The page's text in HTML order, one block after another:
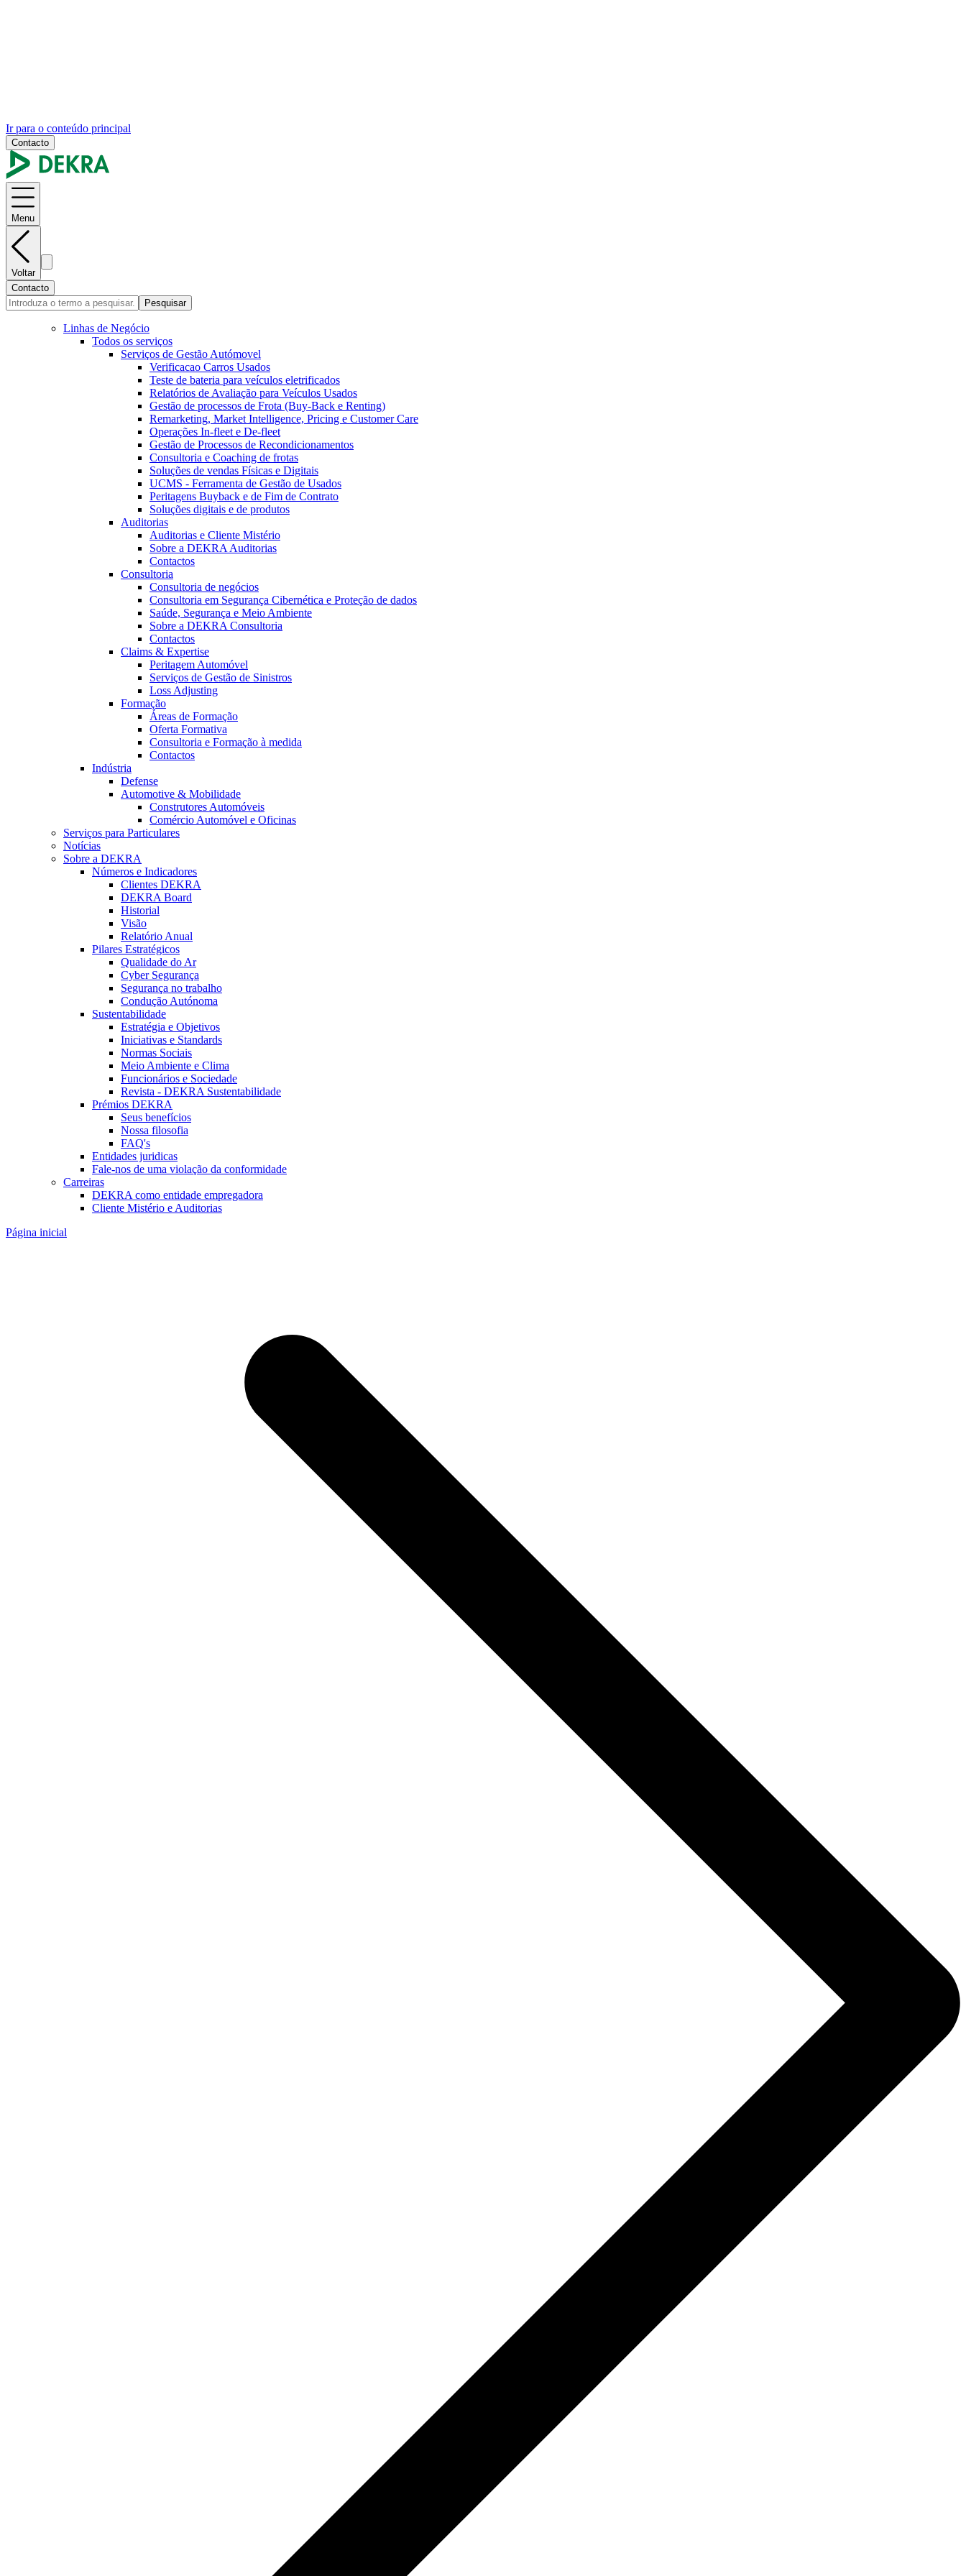
Ir para o conteúdo principal
Contacto
Menu
Voltar
Contacto
Pesquisar
Linhas de Negócio
Todos os serviços
Serviços de Gestão Autómovel
Verificacao Carros Usados
Teste de bateria para veículos eletrificados
Relatórios de Avaliação para Veículos Usados
Gestão de processos de Frota (Buy-Back e Renting)
Remarketing, Market Intelligence, Pricing e Customer Care
Operações In-fleet e De-fleet
Gestão de Processos de Recondicionamentos
Consultoria e Coaching de frotas
Soluções de vendas Físicas e Digitais
UCMS - Ferramenta de Gestão de Usados
Peritagens Buyback e de Fim de Contrato
Soluções digitais e de produtos
Auditorias
Auditorias e Cliente Mistério
Sobre a DEKRA Auditorias
Contactos
Consultoria
Consultoria de negócios
Consultoria em Segurança Cibernética e Proteção de dados
Saúde, Segurança e Meio Ambiente
Sobre a DEKRA Consultoria
Contactos
Claims & Expertise
Peritagem Automóvel
Serviços de Gestão de Sinistros
Loss Adjusting
Formação
Áreas de Formação
Oferta Formativa
Consultoria e Formação à medida
Contactos
Indústria
Defense
Automotive & Mobilidade
Construtores Automóveis
Comércio Automóvel e Oficinas
Serviços para Particulares
Notícias
Sobre a DEKRA
Números e Indicadores
Clientes DEKRA
DEKRA Board
Historial
Visão
Relatório Anual
Pilares Estratégicos
Qualidade do Ar
Cyber Segurança
Segurança no trabalho
Condução Autónoma
Sustentabilidade
Estratégia e Objetivos
Iniciativas e Standards
Normas Sociais
Meio Ambiente e Clima
Funcionários e Sociedade
Revista - DEKRA Sustentabilidade
Prémios DEKRA
Seus benefícios
Nossa filosofia
FAQ's
Entidades juridicas
Fale-nos de uma violação da conformidade
Carreiras
DEKRA como entidade empregadora
Cliente Mistério e Auditorias
Página inicial